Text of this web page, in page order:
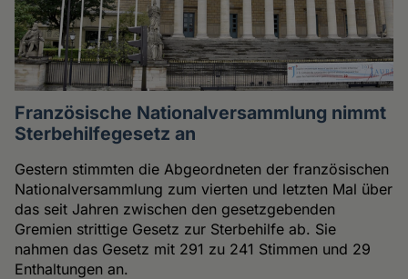
Französische Nationalversammlung nimmt
Sterbehilfegesetz an
Gestern stimmten die Abgeordneten der französischen
Nationalversammlung zum vierten und letzten Mal über
das seit Jahren zwischen den gesetzgebenden
Gremien strittige Gesetz zur Sterbehilfe ab. Sie
nahmen das Gesetz mit 291 zu 241 Stimmen und 29
Enthaltungen an.